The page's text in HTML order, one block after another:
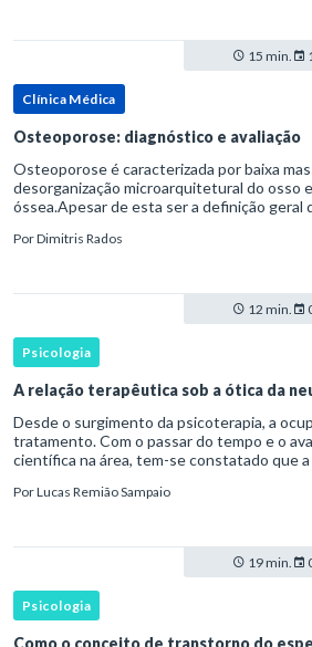
15 min.
Clínica Médica
Osteoporose: diagnóstico e avaliação
Osteoporose é caracterizada por baixa
desorganização microarquitetural do osso
óssea.Apesar de esta ser a definição geral
patofisiológico, e não c
PorDimitris Rados
12 min.
Psicologia
A relação terapêutica sob a ótica da
Desde o surgimento da psicoterapia, a ocupa espaço central no
tratamento. Com o passar do tempo e o
científica na área, tem-se constatado que
PorLucas Remião Sampaio
19 min.
Psicologia